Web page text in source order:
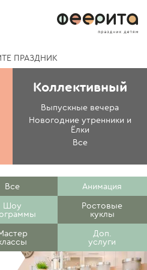
ПРАЗДНИК
Коллективный
Выпускные вечера
Новогодние утренники и
Ёлки
Все
Все Анимация
Шоу Ростовые
куклы
Доп.
услуги